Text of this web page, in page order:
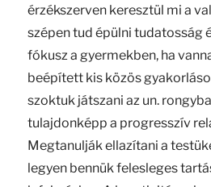
érzékszerven keresztül mi a
szépen tud épülni tudatosság
fókusz a gyermekben, ha
beépített kis közös
szoktuk játszani az un.
tulajdonképp a progresszív
Megtanulják ellazítani a
legyen bennük felesleges